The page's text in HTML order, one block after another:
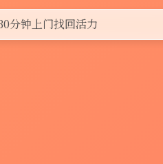
分钟上门找回活力